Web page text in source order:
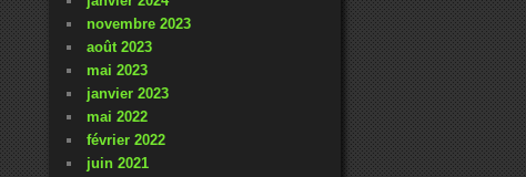
novembre 2023
août 2023
mai 2023
janvier 2023
mai 2022
février 2022
juin 2021